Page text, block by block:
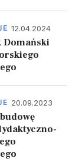
12.04.2024
Domański
20.09.2023